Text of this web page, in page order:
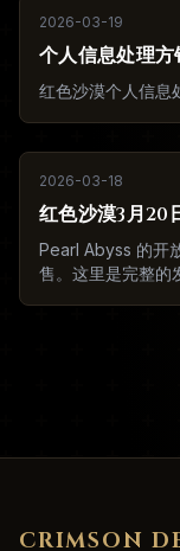
2026-03-19
个人信息处理
红色沙漠个人信息
2026-03-18
红色沙漠3月20
Pearl Abyss 的开
售。这里是完整的
CRIMSON